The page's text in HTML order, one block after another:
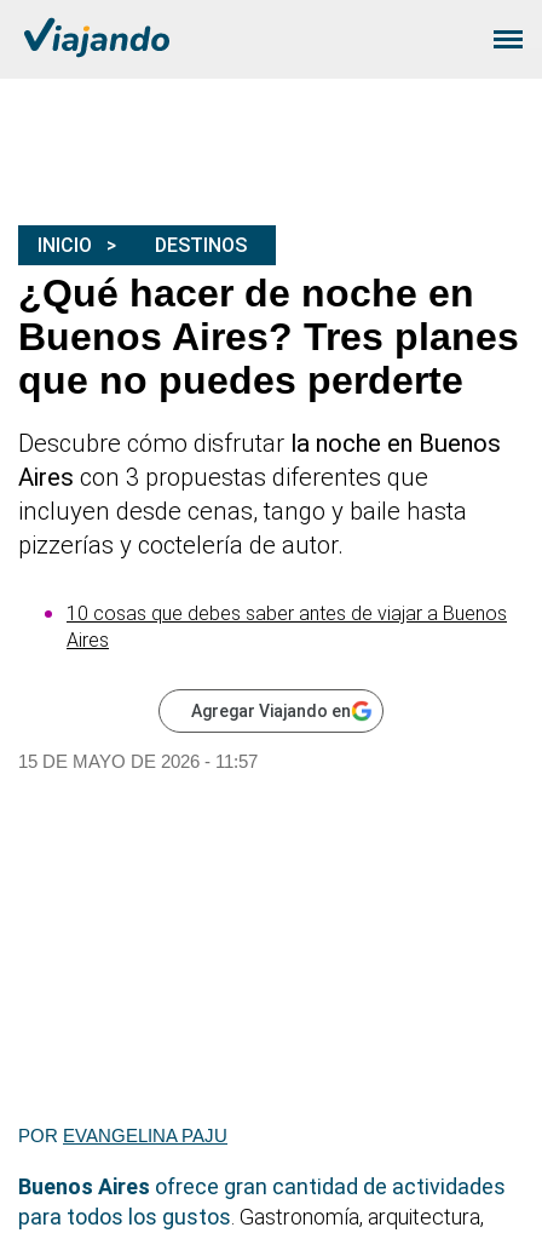
INICIO DESTINOS
¿Qué hacer de noche en
Buenos Aires? Tres planes
que no puedes perderte
Descubre cómo disfrutar la noche en Buenos
Aires con 3 propuestas diferentes que
incluyen desde cenas, tango y baile hasta
pizzerías y coctelería de autor.
10 cosas que debes saber antes de viajar a Buenos
Aires
Agregar Viajando en
15 DE MAYO DE 2026 - 11:57
POR EVANGELINA PAJU
Buenos Aires ofrece gran cantidad de actividades
para todos los gustos . Gastronomía, arquitectura,